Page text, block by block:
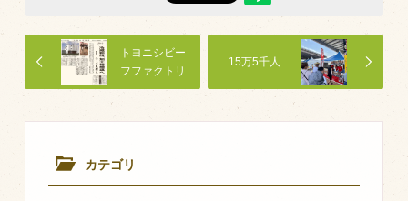
カテゴリ
15万5千人
トヨニシビー
フファクトリ
ー